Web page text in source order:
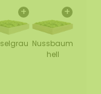
+ +
Nussbaum
hell